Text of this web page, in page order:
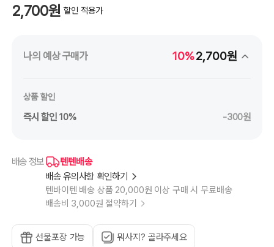
2,700원 할인 적용가
나의 예상 구매가 10%2,700원
상품 할인
즉시 할인 10% -300원
배송 정보
텐텐배송
배송 유의사항 확인하기
텐바이텐 배송 상품 20,000원 이상 구매 시 무료배송
배송비 3,000원 절약하기
선물포장 가능 뭐사지? 골라주세요